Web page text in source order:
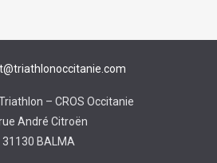
– CROS Occitanie
André Citroën
31130 BALMA